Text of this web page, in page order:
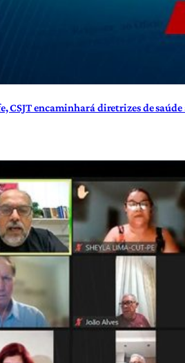
CSJT encaminhará diretrizes de